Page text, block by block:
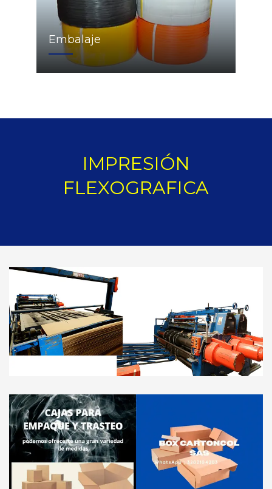
Embalaje
IMPRESIÓN
FLEXOGRAFICA